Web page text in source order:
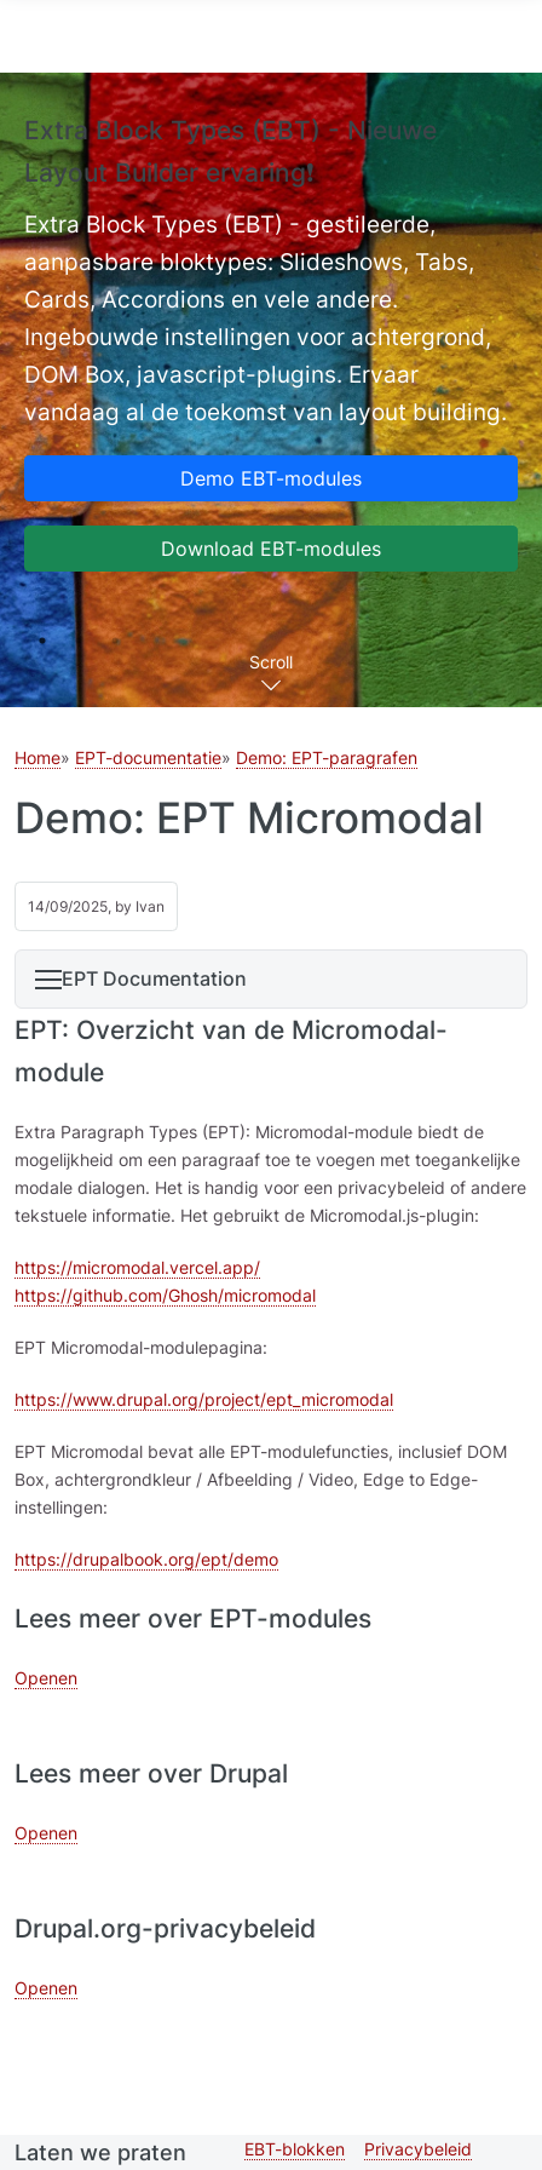
Extra Block Types (EBT) - Nieuwe
Layout Builder ervaring❗
Extra Block Types (EBT) - gestileerde,
aanpasbare bloktypes: Slideshows, Tabs,
Cards, Accordions en vele andere.
Ingebouwde instellingen voor achtergrond,
DOM Box, javascript-plugins. Ervaar
vandaag al de toekomst van layout building.
Demo EBT-modules
Download EBT-modules
Scroll
Home EPT-documentatie Demo: EPT-paragrafen
Demo: EPT Micromodal
14/09/2025, by Ivan
EPT Documentation
EPT: Overzicht van de Micromodal-
module
Extra Paragraph Types (EPT): Micromodal-module biedt de
mogelijkheid om een paragraaf toe te voegen met toegankelijke
modale dialogen. Het is handig voor een privacybeleid of andere
tekstuele informatie. Het gebruikt de Micromodal.js-plugin:
https://micromodal.vercel.app/
https://github.com/Ghosh/micromodal
EPT Micromodal-modulepagina:
https://www.drupal.org/project/ept_micromodal
EPT Micromodal bevat alle EPT-modulefuncties, inclusief DOM
Box, achtergrondkleur / Afbeelding / Video, Edge to Edge-
instellingen:
https://drupalbook.org/ept/demo
Lees meer over EPT-modules
Openen
Lees meer over Drupal
Openen
Drupal.org-privacybeleid
Openen
Laten we praten Second
EBT-blokken
Footer menu
Privacybeleid